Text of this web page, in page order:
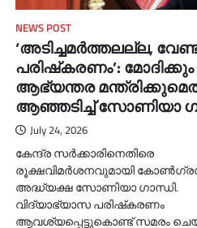
NEWS POST
‘അടിച്ചമര്‍ത്തലല്ല,
പരിഷ്‌കരണം’: മോദിക്കും
ആഭ്യന്തര
ആഞ്ഞടിച്ച്‌ സോണിയാ
July 24, 2026
കേന്ദ്ര സർക്കാരിനെതിരെ
രൂക്ഷവിമർശനവുമായി
അദ്ധ്യക്ഷ സോണിയാ ഗാന്ധി.
വിദ്യാഭ്യാസ പരിഷ്‌കരണം
ആവശ്യപ്പെട്ടുകൊണ്ട് സമരം